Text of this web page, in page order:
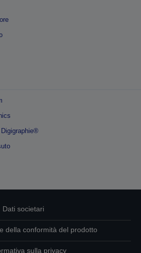
Dati societari
della conformità del prodotto
sulla privacy